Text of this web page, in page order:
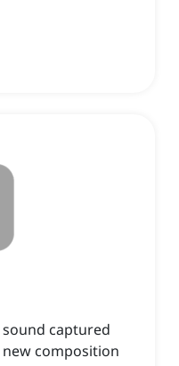
captured
composition